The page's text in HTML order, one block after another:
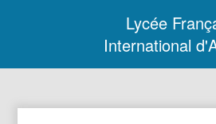
Lycée
International